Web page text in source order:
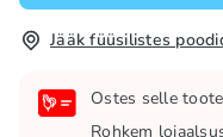
Jääk füüsilistes
Ostes selle
Rohkem